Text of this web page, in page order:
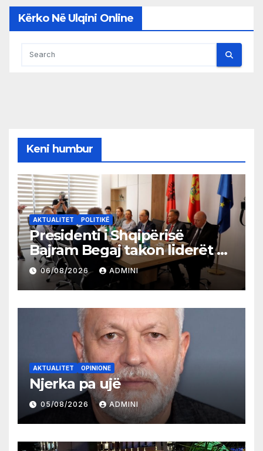
Kërko Në Ulqini Online
Keni humbur
AKTUALITET POLITIKË
Presidenti i Shqipërisë
Bajram Begaj takon liderët e
partive shqiptare në Ulqin
06/08/2026 ADMINI
AKTUALITET OPINIONE
Njerka pa ujë
05/08/2026 ADMINI